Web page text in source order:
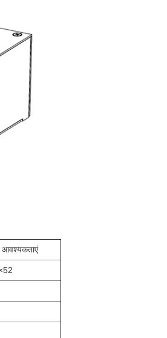
आवश्यकताएं